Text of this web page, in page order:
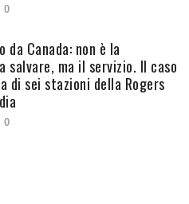
0
da Canada: non è la
salvare, ma il servizio. Il caso
di sei stazioni della Rogers
0